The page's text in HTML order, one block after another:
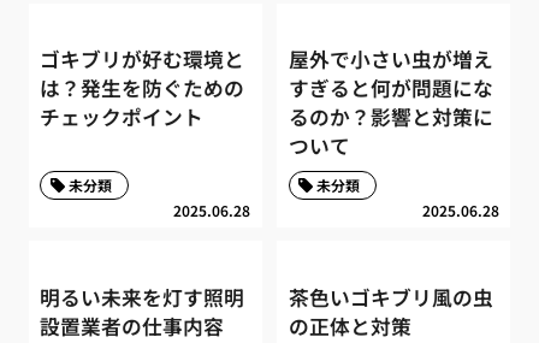
ゴキブリが好む環境と
は？発生を防ぐための
チェックポイント
2025.06.28
未分類
屋外で小さい虫が増え
すぎると何が問題にな
るのか？影響と対策に
ついて
2025.06.28
未分類
明るい未来を灯す照明
設置業者の仕事内容
茶色いゴキブリ風の虫
の正体と対策